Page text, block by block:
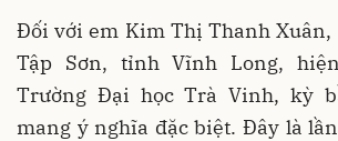
Đối với em Kim Thị Thanh Xuân,
Tập Sơn, tỉnh Vĩnh Long,
Trường Đại học Trà Vinh, kỳ
mang ý nghĩa đặc biệt. Đây là